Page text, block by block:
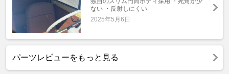
ない ・反射しにくい
2025年5月6日
パーツレビューをもっと見る